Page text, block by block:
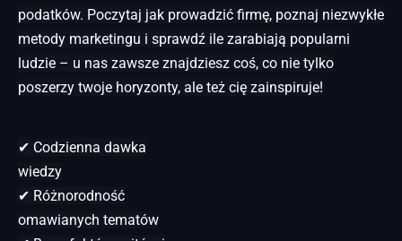
podatków. Poczytaj jak prowadzić firmę, poznaj niezwykłe
metody marketingu i sprawdź ile zarabiają popularni
ludzie – u nas zawsze znajdziesz coś, co nie tylko
poszerzy twoje horyzonty, ale też cię zainspiruje!
✔ Codzienna dawka
wiedzy
✔ Różnorodność
omawianych tematów